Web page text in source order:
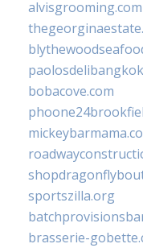
alvisgrooming.com
bobacove.com
sportszilla.org
brasserie-